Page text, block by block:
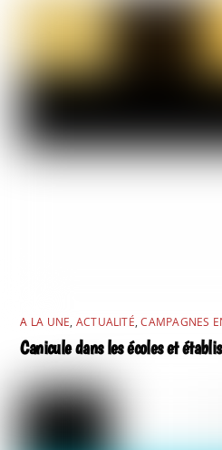
A LA UNE, ACTUALITÉ,CAMPAGNES
Canicule dans les écoles et